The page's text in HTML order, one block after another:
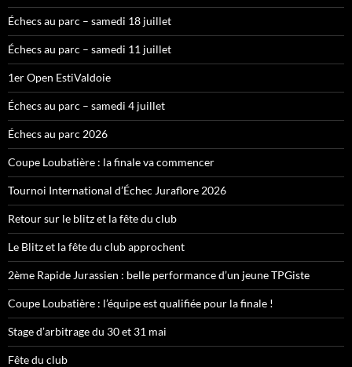
Échecs au parc – samedi 18 juillet
Échecs au parc – samedi 11 juillet
1er Open EstiValdoie
Échecs au parc – samedi 4 juillet
Échecs au parc 2026
Coupe Loubatière : la finale va commencer
Tournoi International d’Échec Juraflore 2026
Retour sur le blitz et la fête du club
Le Blitz et la fête du club approchent
2ème Rapide Jurassien : belle performance d’un jeune TPGiste
Coupe Loubatière : l’équipe est qualifiée pour la finale !
Stage d’arbitrage du 30 et 31 mai
Fête du club